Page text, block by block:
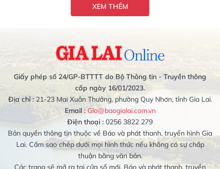
XEM THÊM
Giấy phép số 24/GP-BTTTT do Bộ Thông tin - Truyền thông
cấp ngày 16/01/2023.
Địa chỉ :21-23 Mai Xuân Thưởng, phường Quy Nhơn, tỉnh Gia Lai.
Email : Glo@baogialai.com.vn
Điện thoại : 0256 3822 279
Bản quyền thông tin thuộc về Báo và phát thanh, truyền hình Gia
Lai. Cấm sao chép dưới mọi hình thức nếu không có sự chấp
thuận bằng văn bản.
Các trang sẽ mở ra tại cửa sổ mới. Báo và phát thanh, truyền